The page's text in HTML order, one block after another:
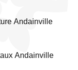
Andainville
Andainville